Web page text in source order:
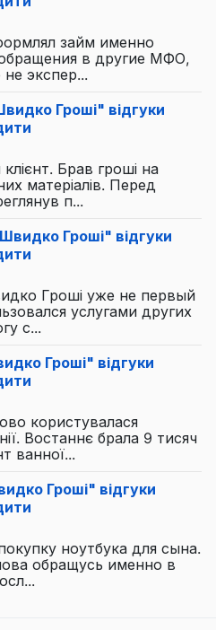
займ именно
в другие МФО,
экспер...
Гроші" відгуки
Брав гроші на
матеріалів. Перед
п...
Гроші" відгуки
Гроші уже не первый
услугами других
с...
Гроші" відгуки
користувалася
Востаннє брала 9 тисяч
ванної...
Гроші" відгуки
ноутбука для сына.
обращусь именно в